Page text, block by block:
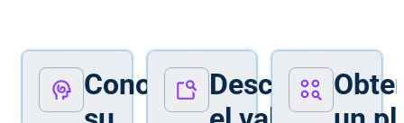
Conozca Descubrir